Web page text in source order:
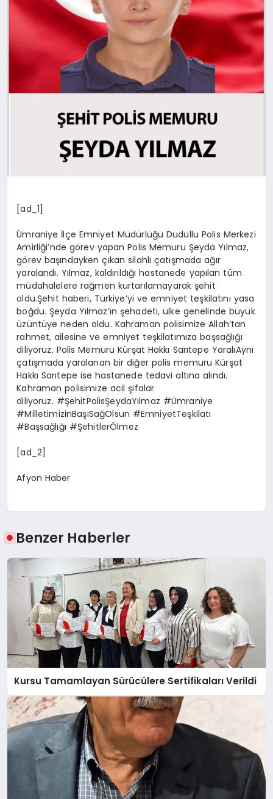
[ad_1]
Ümraniye İlçe Emniyet Müdürlüğü Dudullu Polis Merkezi
Amirliği’nde görev yapan Polis Memuru Şeyda Yılmaz,
görev başındayken çıkan silahlı çatışmada ağır
yaralandı. Yılmaz, kaldırıldığı hastanede yapılan tüm
müdahalelere rağmen kurtarılamayarak şehit
oldu.Şehit haberi, Türkiye’yi ve emniyet teşkilatını yasa
boğdu. Şeyda Yılmaz’ın şehadeti, ülke genelinde büyük
üzüntüye neden oldu. Kahraman polisimize Allah’tan
rahmet, ailesine ve emniyet teşkilatımıza başsağlığı
diliyoruz. Polis Memuru Kürşat Hakkı Sarıtepe YaralıAynı
çatışmada yaralanan bir diğer polis memuru Kürşat
Hakkı Sarıtepe ise hastanede tedavi altına alındı.
Kahraman polisimize acil şifalar
diliyoruz. #ŞehitPolisŞeydaYılmaz #Ümraniye
#MilletimizinBaşıSağOlsun #EmniyetTeşkilatı
#Başsağlığı #ŞehitlerÖlmez
[ad_2]
Afyon Haber
Benzer Haberler
Kursu Tamamlayan Sürücülere Sertifikaları Verildi